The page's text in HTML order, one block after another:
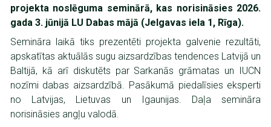
projekta noslēguma seminārā, kas norisināsies 2026.
gada 3. jūnijā LU Dabas mājā (Jelgavas iela 1, Rīga).
Semināra laikā tiks prezentēti projekta galvenie rezultāti,
apskatītas aktuālās sugu aizsardzības tendences Latvijā un
Baltijā, kā arī diskutēts par Sarkanās grāmatas un IUCN
nozīmi dabas aizsardzībā. Pasākumā piedalīsies eksperti
no Latvijas, Lietuvas un Igaunijas. Daļa semināra
norisināsies angļu valodā.